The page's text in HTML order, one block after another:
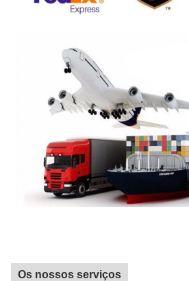
Os nossos serviços